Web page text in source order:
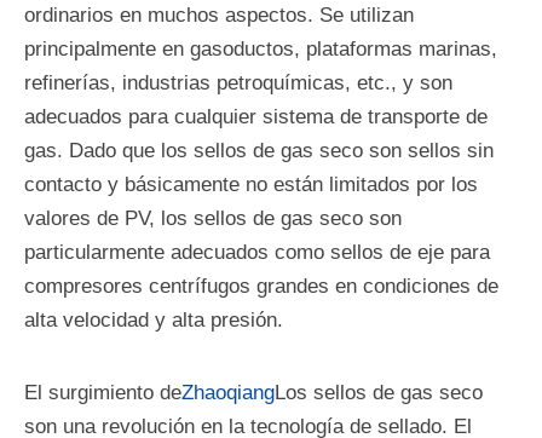
ordinarios en muchos aspectos. Se utilizan
principalmente en gasoductos, plataformas marinas,
refinerías, industrias petroquímicas, etc., y son
adecuados para cualquier sistema de transporte de
gas. Dado que los sellos de gas seco son sellos sin
contacto y básicamente no están limitados por los
valores de PV, los sellos de gas seco son
particularmente adecuados como sellos de eje para
compresores centrífugos grandes en condiciones de
alta velocidad y alta presión.
El surgimiento deZhaoqiangLos sellos de gas seco
son una revolución en la tecnología de sellado. El